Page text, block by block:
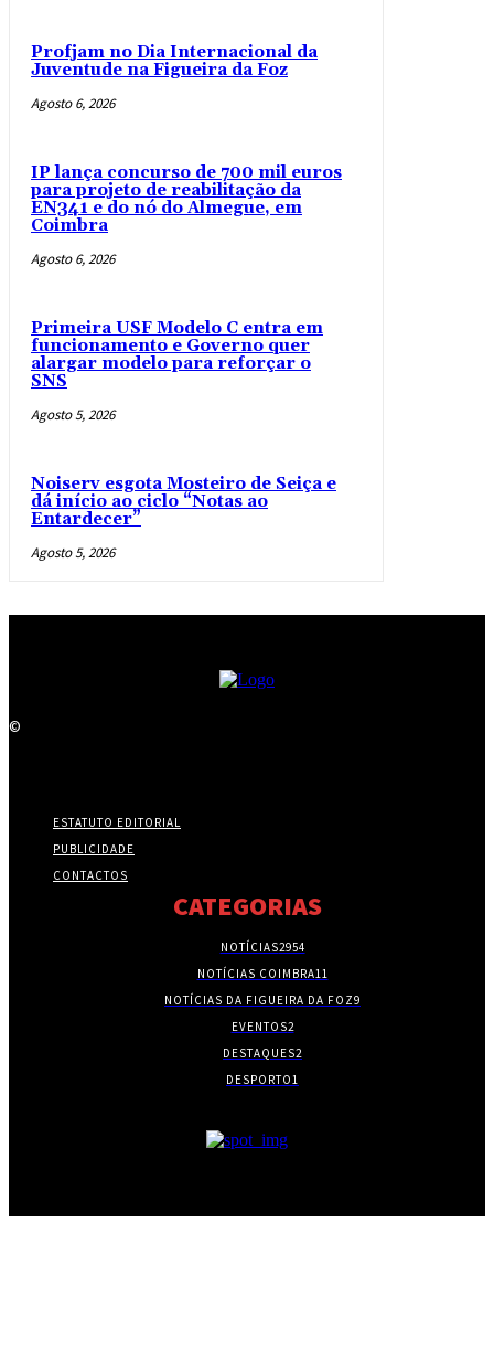
Profjam no Dia Internacional da
Juventude na Figueira da Foz
Agosto 6, 2026
IP lança concurso de 700 mil euros
para projeto de reabilitação da
EN341 e do nó do Almegue, em
Coimbra
Agosto 6, 2026
Primeira USF Modelo C entra em
funcionamento e Governo quer
alargar modelo para reforçar o
SNS
Agosto 5, 2026
Noiserv esgota Mosteiro de Seiça e
dá início ao ciclo “Notas ao
Entardecer”
Agosto 5, 2026
©
ESTATUTO EDITORIAL
PUBLICIDADE
CONTACTOS
CATEGORIAS
NOTÍCIAS2954
NOTÍCIAS COIMBRA11
NOTÍCIAS DA FIGUEIRA DA FOZ9
EVENTOS2
DESTAQUES2
DESPORTO1